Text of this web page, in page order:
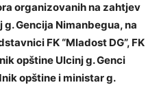
organizovanih na zahtjev
Gencija Nimanbegua, na
FK “Mladost DG”, FK
opštine Ulcinj g. Genci
opštine i ministar g.